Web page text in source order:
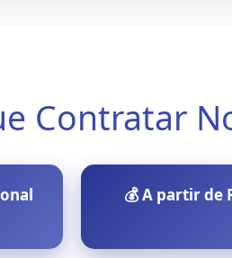
Contratar
💰 A partir de